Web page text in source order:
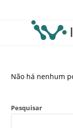
Não há nenhum
Pesquisar